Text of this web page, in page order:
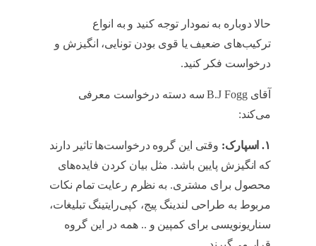
حالا دوباره به نمودار توجه کنید و به انواع
ترکیب‌های ضعیف یا قوی بودن تونایی، انگیزش و
درخواست فکر کنید.
آقای B.J Fogg سه دسته درخواست معرفی
می‌کند:
۱. اسپارک: وقتی این گروه درخواست‌ها تاثیر دارند
که انگیزش پایین باشد. مثل بیان کردن فایده‌های
محصول برای مشتری. به نظرم رعایت تمام نکات
مربوط به طراحی لندینگ پیج، کپی‌رایتینگ تبلیغات،
سناریونویسی برای کمپین و .. همه در این گروه